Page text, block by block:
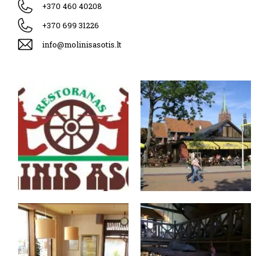
+370 460 40208
+370 699 31226
info@molinisasotis.lt